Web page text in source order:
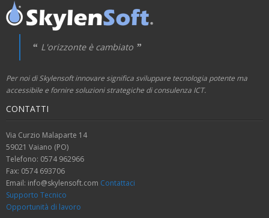
L'orizzonte è cambiato
Per noi di Skylensoft innovare significa sviluppare tecnologia potente ma
accessibile e fornire soluzioni strategiche di consulenza ICT.
CONTATTI
Via Curzio Malaparte 14
59021 Vaiano (PO)
Telefono: 0574 962966
Fax: 0574 693706
Email: info@skylensoft.com Contattaci
Supporto Tecnico
Opportunità di lavoro